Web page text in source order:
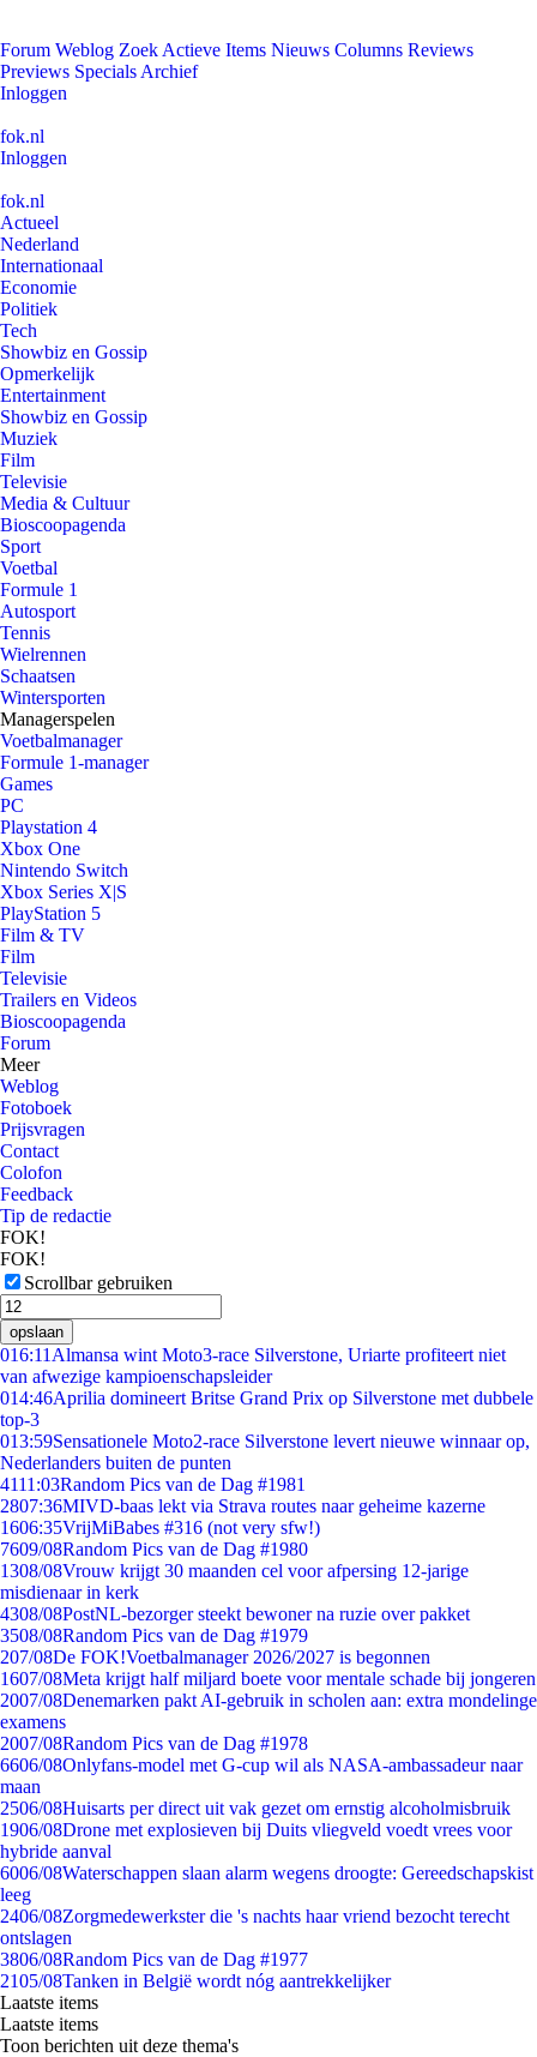
Forum Weblog Zoek Actieve Items Nieuws Columns Reviews
Previews Specials Archief
Inloggen
fok.nl
Inloggen
fok.nl
Actueel
Nederland
Internationaal
Economie
Politiek
Tech
Showbiz en Gossip
Opmerkelijk
Entertainment
Showbiz en Gossip
Muziek
Film
Televisie
Media & Cultuur
Bioscoopagenda
Sport
Voetbal
Formule 1
Autosport
Tennis
Wielrennen
Schaatsen
Wintersporten
Managerspelen
Voetbalmanager
Formule 1-manager
Games
PC
Playstation 4
Xbox One
Nintendo Switch
Xbox Series X|S
PlayStation 5
Film & TV
Film
Televisie
Trailers en Videos
Bioscoopagenda
Forum
Meer
Weblog
Fotoboek
Prijsvragen
Contact
Colofon
Feedback
Tip de redactie
FOK!
FOK!
Scrollbar gebruiken
opslaan
016:11 Almansa wint Moto3-race Silverstone, Uriarte profiteert niet
van afwezige kampioenschapsleider
014:46Aprilia domineert Britse Grand Prix op Silverstone met dubbele
top-3
013:59Sensationele Moto2-race Silverstone levert nieuwe winnaar op,
Nederlanders buiten de punten
4111:03Random Pics van de Dag #1981
2807:36MIVD-baas lekt via Strava routes naar geheime kazerne
1606:35VrijMiBabes #316 (not very sfw!)
7609/08Random Pics van de Dag #1980
1308/08Vrouw krijgt 30 maanden cel voor afpersing 12-jarige
misdienaar in kerk
4308/08PostNL-bezorger steekt bewoner na ruzie over pakket
3508/08Random Pics van de Dag #1979
207/08De FOK!Voetbalmanager 2026/2027 is begonnen
1607/08Meta krijgt half miljard boete voor mentale schade bij jongeren
2007/08Denemarken pakt AI-gebruik in scholen aan: extra mondelinge
examens
2007/08Random Pics van de Dag #1978
6606/08Onlyfans-model met G-cup wil als NASA-ambassadeur naar
maan
2506/08Huisarts per direct uit vak gezet om ernstig alcoholmisbruik
1906/08Drone met explosieven bij Duits vliegveld voedt vrees voor
hybride aanval
6006/08Waterschappen slaan alarm wegens droogte: Gereedschapskist
leeg
2406/08Zorgmedewerkster die 's nachts haar vriend bezocht terecht
ontslagen
3806/08Random Pics van de Dag #1977
2105/08Tanken in België wordt nóg aantrekkelijker
Laatste items
Laatste items
Toon berichten uit deze thema's